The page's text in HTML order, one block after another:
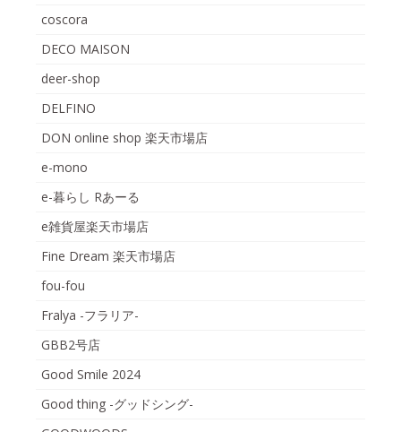
coscora
DECO MAISON
deer-shop
DELFINO
DON online shop 楽天市場店
e-mono
e-暮らし Rあーる
e雑貨屋楽天市場店
Fine Dream 楽天市場店
fou-fou
Fralya -フラリア-
GBB2号店
Good Smile 2024
Good thing -グッドシング-